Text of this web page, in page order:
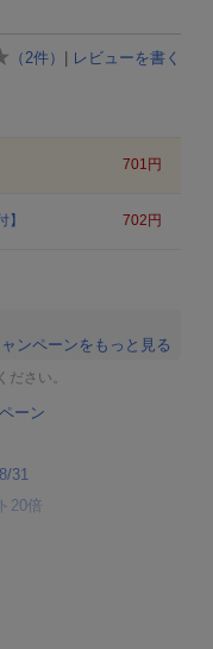
（ 2件） | レビューを書く
701 円
702 円
ンペーンをもっと見る
さい。
ーン
31
20倍